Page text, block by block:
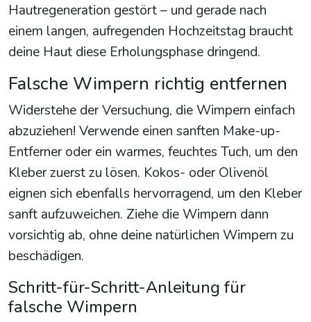
Hautregeneration gestört – und gerade nach
einem langen, aufregenden Hochzeitstag braucht
deine Haut diese Erholungsphase dringend.
Falsche Wimpern richtig entfernen
Widerstehe der Versuchung, die Wimpern einfach
abzuziehen! Verwende einen sanften Make-up-
Entferner oder ein warmes, feuchtes Tuch, um den
Kleber zuerst zu lösen. Kokos- oder Olivenöl
eignen sich ebenfalls hervorragend, um den Kleber
sanft aufzuweichen. Ziehe die Wimpern dann
vorsichtig ab, ohne deine natürlichen Wimpern zu
beschädigen.
Schritt-für-Schritt-Anleitung für
falsche Wimpern